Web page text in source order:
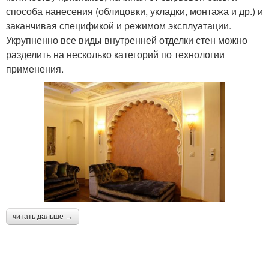
способа нанесения (облицовки, укладки, монтажа и др.) и
заканчивая спецификой и режимом эксплуатации.
Укрупненно все виды внутренней отделки стен можно
разделить на несколько категорий по технологии
применения.
читать дальше →